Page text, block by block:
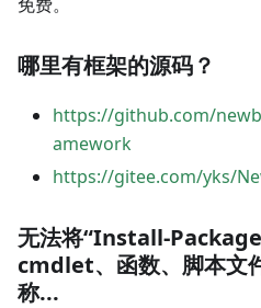
哪里有框架的源码？
https://github.com/
amework
https://gitee.com/yks/
无法将“Install-
cmdlet、函数、脚本文
称...